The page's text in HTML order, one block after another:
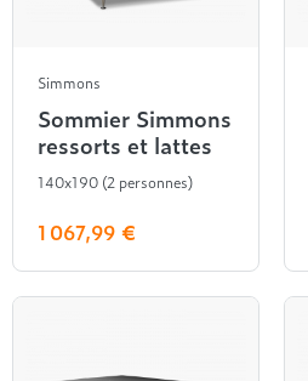
Simmons
Sommier Simmons
ressorts et lattes
140x190 (2 personnes)
1 067,99 €